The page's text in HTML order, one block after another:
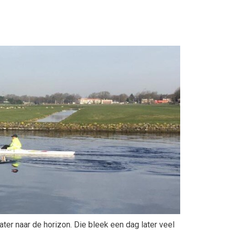
naar de horizon. Die bleek een dag later veel